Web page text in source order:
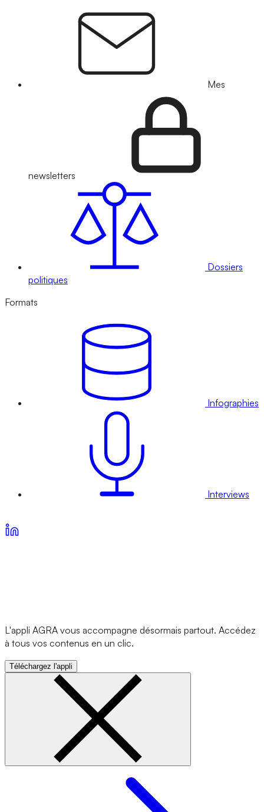
Mes
newsletters
Dossiers
politiques
Formats
Infographies
Interviews
L'appli AGRA vous accompagne désormais partout. Accédez
à tous vos contenus en un clic.
Téléchargez l'appli